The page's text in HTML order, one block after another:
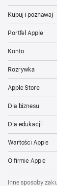
Kupuj i poznawaj
Portfel Apple
Konto
Rozrywka
Apple Store
Dla biznesu
Dla edukacji
Wartości Apple
O firmie Apple
Inne sposoby